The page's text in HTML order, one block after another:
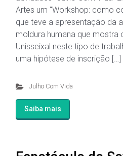
Artes um “Workshop: como
que teve a apresentação da
moldura humana que mostra
Unisseixal neste tipo de
uma hipótese de inscrição […]
Julho Com Vida
Saiba mais